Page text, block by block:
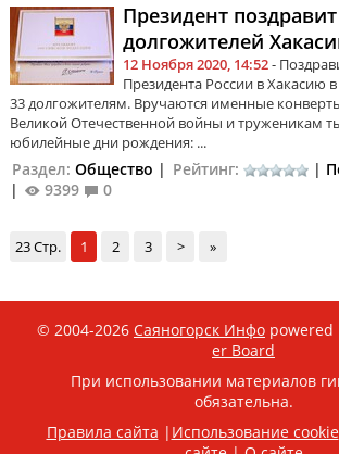
Президент
долгожителей
12 Ноября 2020, 14:52-
Президента России в Хакасию
33 долгожителям. Вручаются именные
Великой Отечественной войны и труженикам
юбилейные дни рождения: ...
Раздел: Общество | Рейтинг: |
|
9399 0
23 Стр. 1 2 3 > »
© 2004-2026 Саяногорск Инфо powered
er Board
При использовании материалов
обязательна.
Правила сайта | Использование cookie